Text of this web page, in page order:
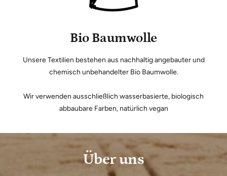
Bio Baumwolle
Unsere Textilien bestehen aus nachhaltig angebauter und
chemisch unbehandelter Bio Baumwolle.
Wir verwenden ausschließlich wasserbasierte, biologisch
abbaubare Farben, natürlich vegan
Über uns